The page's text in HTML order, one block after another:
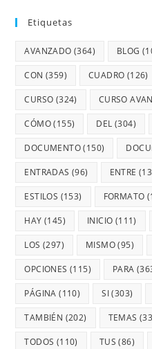
Etiquetas
AVANZADO (364) BLOG
CON (359) CUADRO (126)
CURSO (324) CURSO
CÓMO(155) DEL (304)
DOCUMENTO(150)
ENTRADAS (96) ENTRE
ESTILOS (153) FORMATO
HAY (145) INICIO (111)
LOS (297) MISMO(95)
OPCIONES (115) PARA
PÁGINA (110) SI(303)
TAMBIÉN (202) TEMAS
TODOS (110) TUS (86)